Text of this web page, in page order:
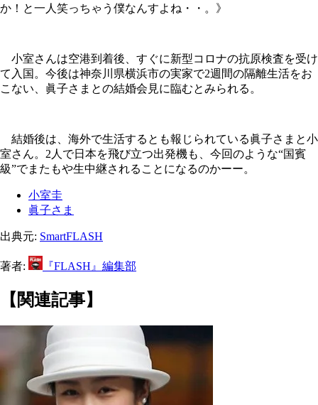
か！と一人笑っちゃう僕なんすよね・・。》
小室さんは空港到着後、すぐに新型コロナの抗原検査を受け
て入国。今後は神奈川県横浜市の実家で2週間の隔離生活をお
こない、眞子さまとの結婚会見に臨むとみられる。
結婚後は、海外で生活するとも報じられている眞子さまと小
室さん。2人で日本を飛び立つ出発機も、今回のような“国賓
級”でまたもや生中継されることになるのかーー。
小室圭
眞子さま
出典元: SmartFLASH
著者: 『FLASH』編集部
【関連記事】